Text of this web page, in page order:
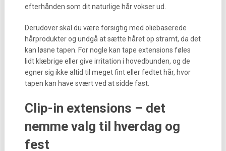
efterhånden som dit naturlige hår vokser ud.
Derudover skal du være forsigtig med oliebaserede
hårprodukter og undgå at sætte håret op stramt, da det
kan løsne tapen. For nogle kan tape extensions føles
lidt klæbrige eller give irritation i hovedbunden, og de
egner sig ikke altid til meget fint eller fedtet hår, hvor
tapen kan have svært ved at sidde fast.
Clip-in extensions – det
nemme valg til hverdag og
fest